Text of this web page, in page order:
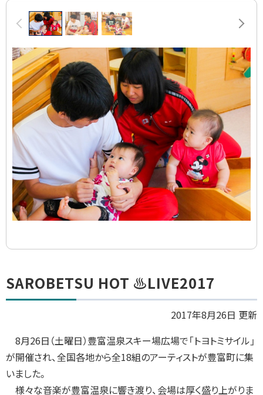
画
ラ
イ
ド
集
前へ 次へ
ト
ッ
る
SAROBETSU HOT ♨LIVE2017
2017年8月26日 更新
8月26日（土曜日）豊富温泉スキー場広場で「トヨトミサイル」
が開催され、全国各地から全18組のアーティストが豊富町に集
いました。
様々な音楽が豊富温泉に響き渡り、会場は厚く盛り上がりま